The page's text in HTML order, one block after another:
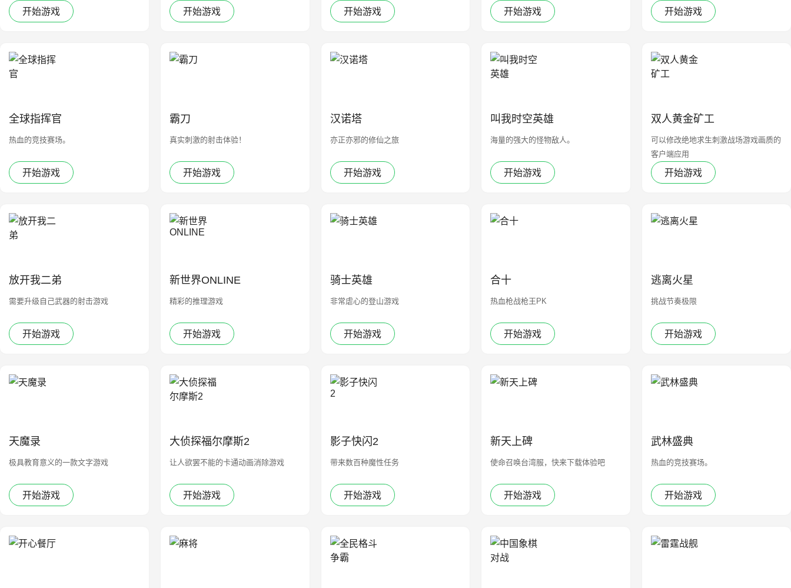
开始游戏 开始游戏 开始游戏 开始游戏 开始游戏
全球指挥官
热血的竞技赛场。
开始游戏
霸刀
真实刺激的射击体验！
开始游戏
汉诺塔
亦正亦邪的修仙之旅
开始游戏
叫我时空英雄
海量的强大的怪物敌人。
开始游戏
双人黄金矿工
可以修改绝地求生刺激战场游戏画质的
客户端应用
开始游戏
放开我二弟
需要升级自己武器的射击游戏
开始游戏
新世界ONLINE
精彩的推理游戏
开始游戏
骑士英雄
非常虐心的登山游戏
开始游戏
合十
热血枪战枪王PK
开始游戏
逃离火星
挑战节奏极限
开始游戏
天魔录
极具教育意义的一款文字游戏
开始游戏
大侦探福尔摩斯2
让人欲罢不能的卡通动画消除游戏
开始游戏
影子快闪2
带来数百种魔性任务
开始游戏
新天上碑
使命召唤台湾服，快来下载体验吧
开始游戏
武林盛典
热血的竞技赛场。
开始游戏